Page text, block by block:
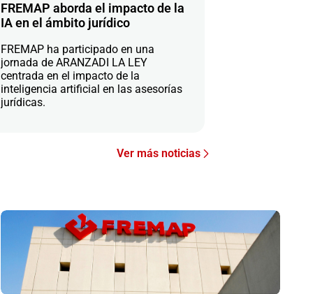
FREMAP aborda el impacto de la
IA en el ámbito jurídico
FREMAP ha participado en una
jornada de ARANZADI LA LEY
centrada en el impacto de la
inteligencia artificial en las asesorías
jurídicas.
Ver más noticias